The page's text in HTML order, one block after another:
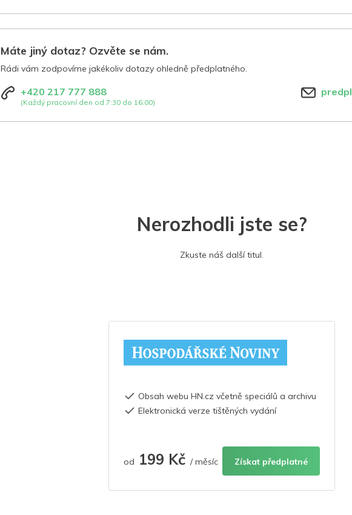
Máte jiný dotaz? Ozvěte se nám.
Rádi vám zodpovíme jakékoliv dotazy ohledně předplatného.
+420 217 777 888
(Každý pracovní den od 7:30 do 16:00)
Nerozhodli jste se?
Zkuste náš další titul.
Obsah webu HN.cz včetně speciálů a archivu
Elektronická verze tištěných vydání
od 199 Kč / měsíc Získat předplatné